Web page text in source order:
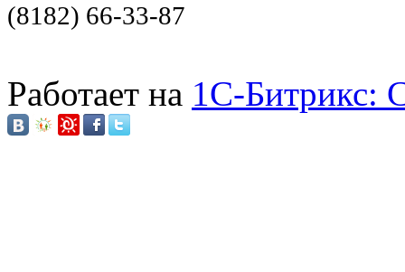
(8182) 66-33-87
Работает на 1C-Битрикс: